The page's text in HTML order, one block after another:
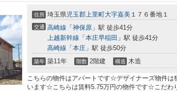
住所 埼玉県児玉郡上里町大字嘉美 １７６番地１
交通 高崎線 「 神保原 」駅 徒歩41分
上越新幹線 「 本庄早稲田 」駅 徒歩41分
高崎線 「 本庄 」駅 徒歩50分
築年 築11年 階数 2階建 構造 木造
こちらの物件はアパートです☆デザイナーズ物件は
います☆こちらは賃料5.75万円の物件です☆こだわ